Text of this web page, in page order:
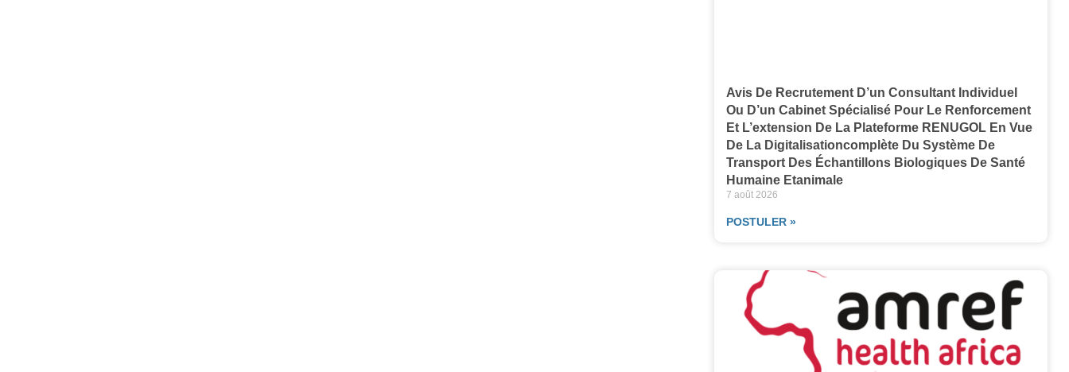
Avis De Recrutement D’un Consultant Individuel
Ou D’un Cabinet Spécialisé Pour Le Renforcement
Et L’extension De La Plateforme RENUGOL En Vue
De La Digitalisationcomplète Du Système De
Transport Des Échantillons Biologiques De Santé
Humaine Etanimale
7 août 2026
POSTULER »